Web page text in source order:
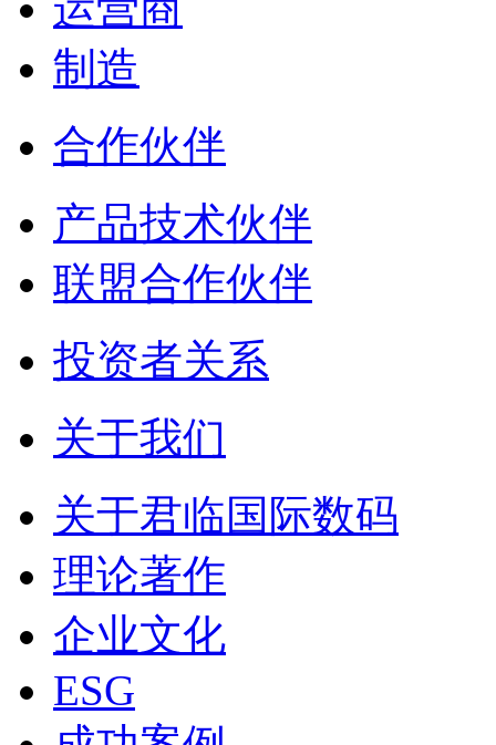
制造
合作伙伴
产品技术伙伴
联盟合作伙伴
投资者关系
关于我们
关于君临国际数码
理论著作
企业文化
ESG